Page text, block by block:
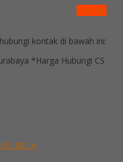
via SMS
kontak di bawah ini:
*Harga Hubungi CS
802 A